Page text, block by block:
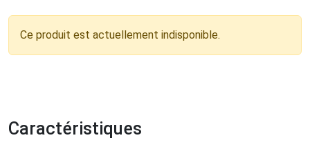
Ce produit est actuellement indisponible.
Caractéristiques